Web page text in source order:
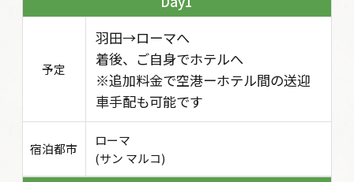
予定
羽田→ローマへ
着後、ご自身でホテルへ
※追加料金で空港ーホテル間の送迎
車手配も可能です
宿泊都市
ローマ
(サン マルコ)